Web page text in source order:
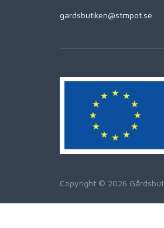
gardsbutiken@stmpot.se
Copyright © 2026